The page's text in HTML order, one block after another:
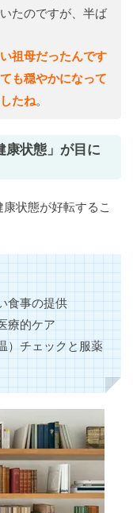
たのですが、半ば
祖母だったんです
も穏やかになって
たね。
康状態」が目に
状態が好転するこ
食事の提供
療的ケア
）チェックと服薬